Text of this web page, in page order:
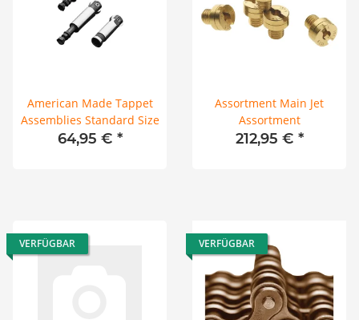
American Made Tappet
Assemblies Standard Size
64,95 € *
Assortment Main Jet
Assortment
212,95 € *
VERFÜGBAR VERFÜGBAR